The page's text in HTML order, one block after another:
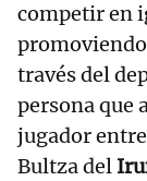
competir en
través del
persona que
jugador
Bultza del